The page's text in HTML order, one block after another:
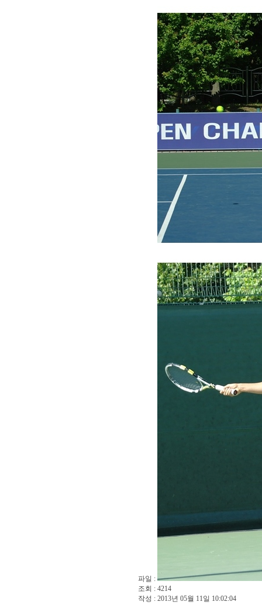
파일 :
조회 : 4214
작성 : 2013년 05월 11일 10:02:04